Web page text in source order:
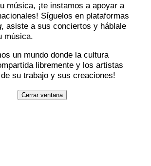
música, ¡te instamos a apoyar a
Síguelos en plataformas
, asiste a sus conciertos y háblale
música.
un mundo donde la cultura
libremente y los artistas
su trabajo y sus creaciones!